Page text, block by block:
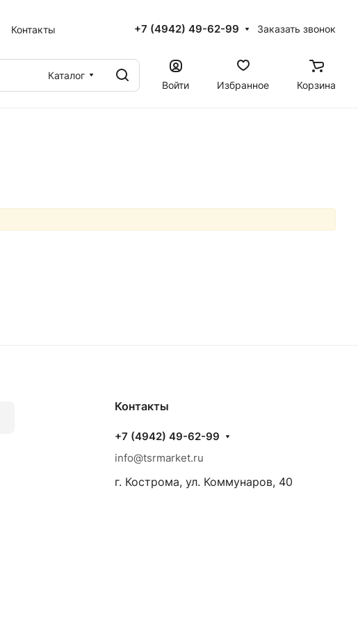
Контакты +7 (4942) 49-62-99 Заказать звонок
Каталог
Войти
Избранное Корзина
Контакты
+7 (4942) 49-62-99
info@tsrmarket.ru
г. Кострома, ул. Коммунаров, 40